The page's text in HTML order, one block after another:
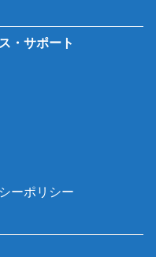
・サポート
ーポリシー